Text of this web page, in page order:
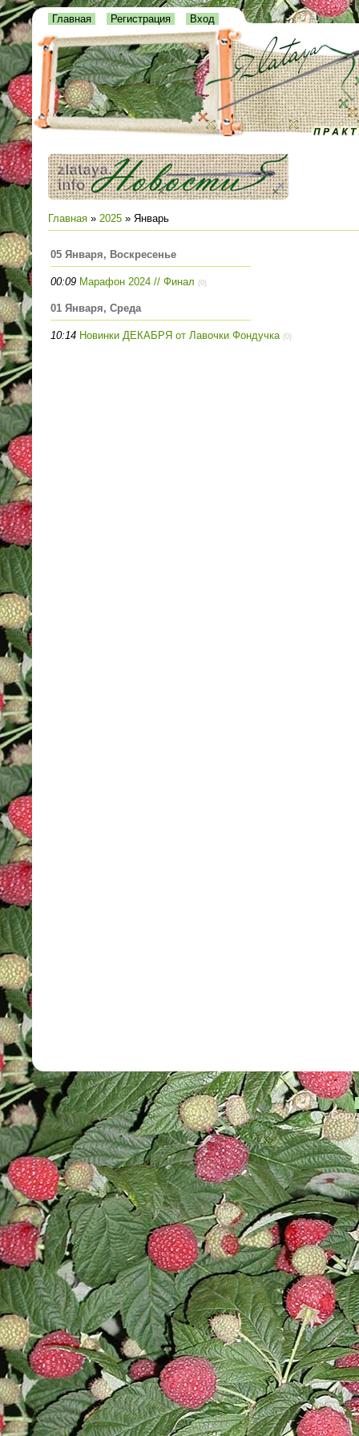
Главная Регистрация Вход
Главная » 2025 » Январь
05 Января, Воскресенье
00:09 Марафон 2024 // Финал (0)
01 Января, Среда
10:14 Новинки ДЕКАБРЯ от Лавочки Фондучка (0)